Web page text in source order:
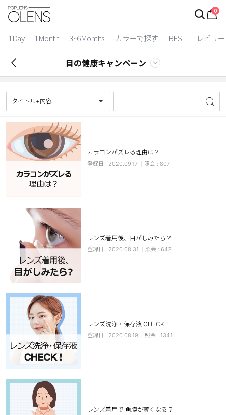
0
1Day 1Month 3~6Months カラーで探す BEST レビュー
ログイン
カラコン比較
今月限定特典
ベスト
カラコン
装着期間
1 Day
2 Weeks
1 Month
カラー
ブラウン
チョコ
グレー
ヘーゼル
ブルー
透明
ハロウィンカラコン
ケア用品
レビュー
EYEしてる
目の健康キャンペーン
タイトル+内容
カラコンがズレる理由は？
2020.09.17 807
レンズ着用後、目がしみたら？
2020.08.31 642
レンズ洗浄・保存液 CHECK！
2020.08.19 1341
レンズ着用で 角膜が薄くなる？